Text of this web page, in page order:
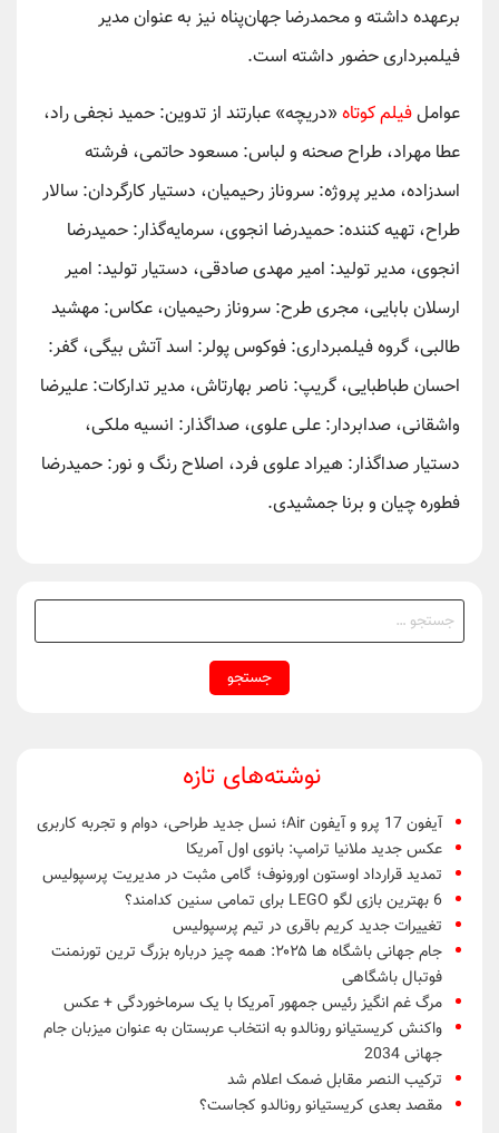
برعهده داشته و محمدرضا جهان‌پناه نیز به عنوان مدیر
فیلمبرداری حضور داشته است.
عواملفیلم کوتاه «دریچه» عبارتند از تدوین: حمید نجفی راد،
عطا مهراد، طراح صحنه و لباس: مسعود حاتمی، فرشته
اسدزاده، مدیر پروژه: سروناز رحیمیان، دستیار کارگردان: سالار
طراح، تهیه کننده: حمیدرضا انجوی، سرمایه‌گذار: حمیدرضا
انجوی، مدیر تولید: امیر مهدی صادقی، دستیار تولید: امیر
ارسلان بابایی، مجری طرح: سروناز رحیمیان، عکاس: مهشید
طالبی، گروه فیلمبرداری: فوکوس پولر: اسد آتش بیگی، گفر:
احسان طباطبایی، گریپ: ناصر بهارتاش، مدیر تدارکات: علیرضا
واشقانی، صدابردار: علی علوی، صداگذار: انسیه ملکی،
دستیار صداگذار: هیراد علوی فرد، اصلاح رنگ و نور: حمیدرضا
فطوره چیان و برنا جمشیدی.
جستجو
برای:
نوشته‌های تازه
آیفون 17 پرو و آیفون Air؛ نسل جدید طراحی، دوام و تجربه کاربری
عکس جدید ملانیا ترامپ: بانوی اول آمریکا
تمدید قرارداد اوستون اورونوف؛ گامی مثبت در مدیریت پرسپولیس
6 بهترین بازی لگو LEGO برای تمامی سنین کدامند؟
تغییرات جدید کریم باقری در تیم پرسپولیس
جام جهانی باشگاه ها ۲۰۲۵: همه چیز درباره بزرگ ترین تورنمنت
فوتبال باشگاهی
مرگ غم انگیز رئیس جمهور آمریکا با یک سرماخوردگی + عکس
واکنش کریستیانو رونالدو به انتخاب عربستان به عنوان میزبان جام
جهانی 2034
ترکیب النصر مقابل ضمک اعلام شد
مقصد بعدی کریستیانو رونالدو کجاست؟